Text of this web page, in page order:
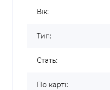
Вік:
Тип:
Стать:
По карті: